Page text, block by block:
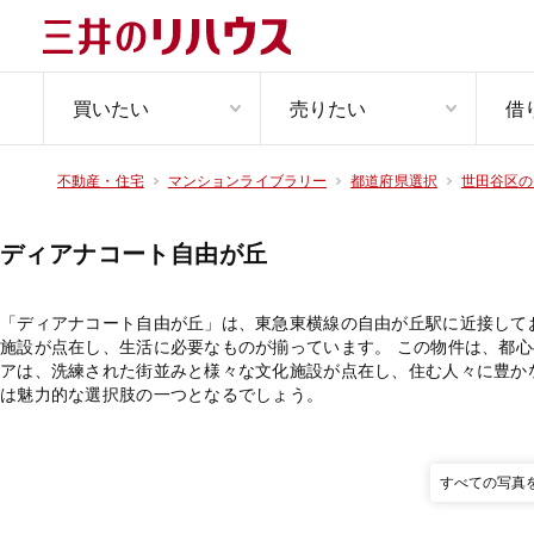
買いたい 売りたい 借
不動産・住宅 マンションライブラリー 都道府県選択 世田谷区
ディアナコート自由が丘
「ディアナコート自由が丘」は、東急東横線の自由が丘駅に近接し
施設が点在し、生活に必要なものが揃っています。 この物件は、都
アは、洗練された街並みと様々な文化施設が点在し、住む人々に豊
は魅力的な選択肢の一つとなるでしょう。
すべての写真